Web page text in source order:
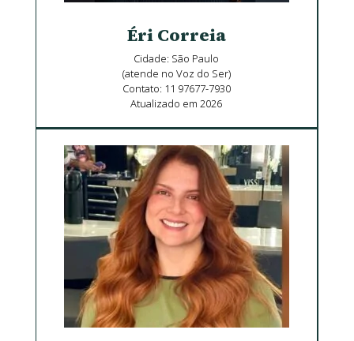
Éri Correia
Cidade: São Paulo
(atende no Voz do Ser)
Contato: 11 97677-7930
Atualizado em 2026